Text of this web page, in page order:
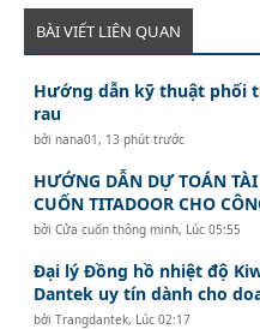
BÀI VIẾT LIÊN QUAN
Hướng dẫn kỹ thuật phối
rau
bởinana01 , 13 phút trước
HƯỚNG DẪN DỰ TOÁN
CUỐN TITADOOR CHO
bởiCửa cuốn thông minh, Lúc 05:55
Đại lý Đồng hồ nhiệt độ
Dantek uy tín dành cho
bởiTrangdantek, Lúc 02:17